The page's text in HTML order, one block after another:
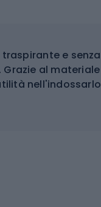
e senza
al materiale
nell'indossarlo